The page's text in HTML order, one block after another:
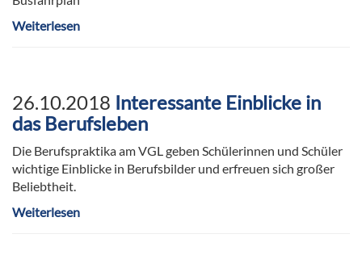
Weiterlesen
26.10.2018 Interessante Einblicke in
das Berufsleben
Die Berufspraktika am VGL geben Schülerinnen und Schüler
wichtige Einblicke in Berufsbilder und erfreuen sich großer
Beliebtheit.
Weiterlesen